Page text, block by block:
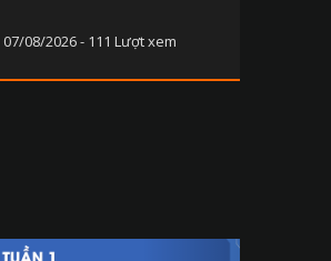
07/08/2026 - 111 Lượt xem